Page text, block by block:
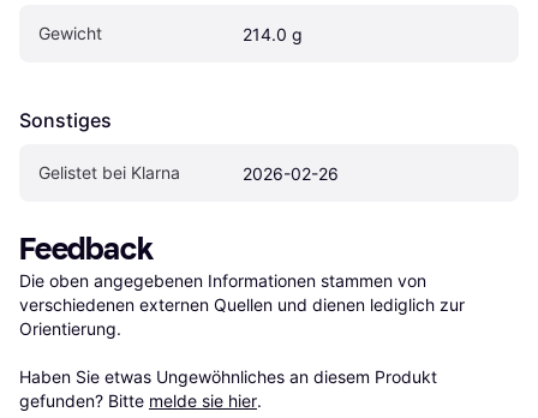
Gewicht 214.0 g
Sonstiges
Gelistet bei Klarna 2026-02-26
Feedback
Die oben angegebenen Informationen stammen von
verschiedenen externen Quellen und dienen lediglich zur
Orientierung.
Haben Sie etwas Ungewöhnliches an diesem Produkt
gefunden? Bitte melde sie hier.